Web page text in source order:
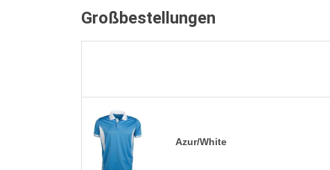
Großbestellungen
Azur/White